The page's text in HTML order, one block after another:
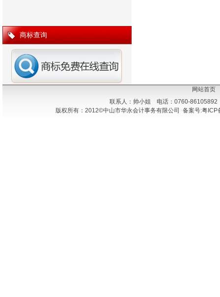
商标查询
网站首页
联系人：帅小姐 电话：0760-
版权所有：2012©中山市华永会计事务有限公司 备案号:粤